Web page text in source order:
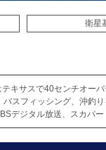
衛星
キサスで40センチオー
スフィッシング、沖釣
デジタル放送、スカパー